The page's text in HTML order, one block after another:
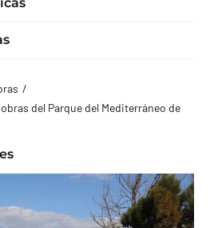
del Parque del Mediterráneo de